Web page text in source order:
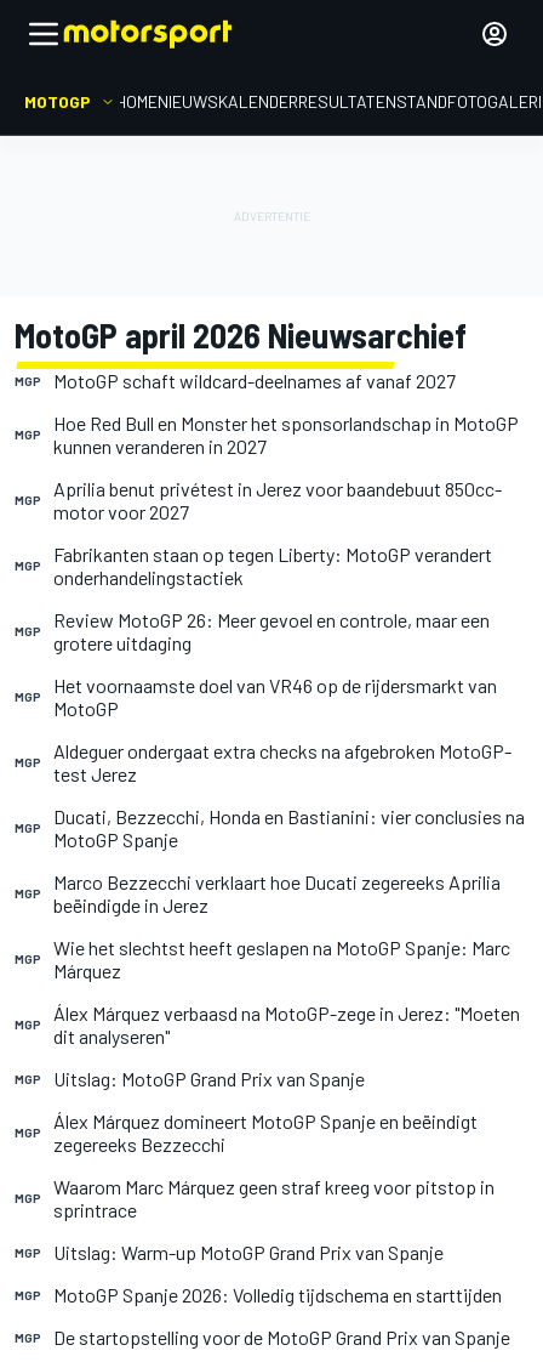
MOTOGP HOMENIEUWSKALENDERRESULTATENSTAND
MotoGP april 2026 Nieuwsarchief
MGP MotoGP schaft wildcard-deelnames af vanaf 2027
MGP
Hoe Red Bull en Monster het sponsorlandschap in MotoGP
kunnen veranderen in 2027
MGP
Aprilia benut privétest in Jerez voor baandebuut 850cc-
motor voor 2027
MGP
Fabrikanten staan op tegen Liberty: MotoGP verandert
onderhandelingstactiek
MGP
Review MotoGP 26: Meer gevoel en controle, maar een
grotere uitdaging
MGP
Het voornaamste doel van VR46 op de rijdersmarkt van
MotoGP
MGP
Aldeguer ondergaat extra checks na afgebroken MotoGP-
test Jerez
MGP
Ducati, Bezzecchi, Honda en Bastianini: vier conclusies na
MotoGP Spanje
MGP
Marco Bezzecchi verklaart hoe Ducati zegereeks Aprilia
beëindigde in Jerez
MGP
Wie het slechtst heeft geslapen na MotoGP Spanje: Marc
Márquez
MGP
Álex Márquez verbaasd na MotoGP-zege in Jerez: "Moeten
dit analyseren"
MGP Uitslag: MotoGP Grand Prix van Spanje
MGP
Álex Márquez domineert MotoGP Spanje en beëindigt
zegereeks Bezzecchi
MGP
Waarom Marc Márquez geen straf kreeg voor pitstop in
sprintrace
MGP Uitslag: Warm-up MotoGP Grand Prix van Spanje
MGP MotoGP Spanje 2026: Volledig tijdschema en starttijden
MGP De startopstelling voor de MotoGP Grand Prix van Spanje